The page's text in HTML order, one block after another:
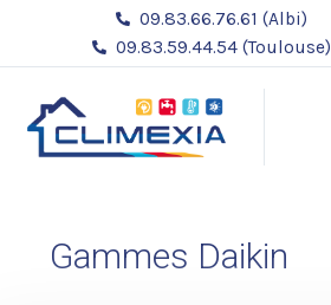
contenu
09.83.66.76.61 (Albi)
09.83.59.44.54 (Toulouse)
Gammes Daikin